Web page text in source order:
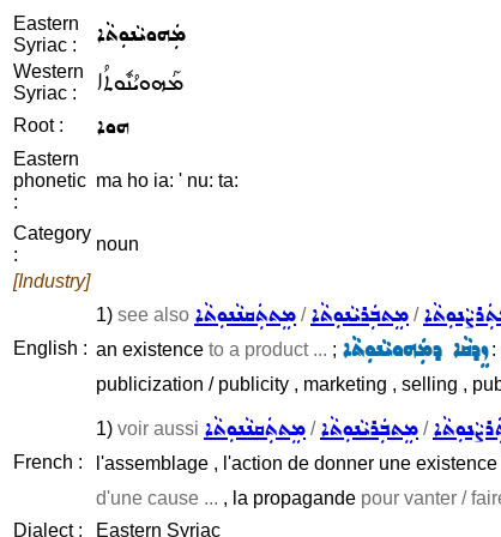
Eastern
Syriac :
ܡܲܗܘܝܵܢܘܼܬܵܐ
Western
Syriac :
ܡܰܗܘܝܳܢܽܘܬܳܐ
Root : ܗܘܐ
Eastern
phonetic
:
ma ho ia: ' nu: ta:
Category
:
noun
[Industry]
English :
1) see also ܡܸܬܬܲܩܢܵܢܘܼܬܵܐ /ܡܸܬܒܲܪܝܵܢܘܼܬܵܐ /
an existence to a product ... ; ܙܸܕܩܵܐ ܕܡܲܗܘܝܵܢܘܼܬܵܐ:
publicization / publicity , marketing , selling ,
French :
1) voir aussi ܡܸܬܬܲܩܢܵܢܘܼܬܵܐ /ܡܸܬܒܲܪܝܵܢܘܼܬܵܐ /
l'assemblage , l'action de donner une
d'une cause ... , la propagande pour vanter /
Dialect :
Eastern Syriac